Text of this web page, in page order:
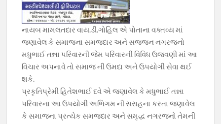
નાયબ મામલતદાર વાય.ડી.ગોહિલ એ પોતાના વક્તવ્ય માં
જણાવેલ કે સમાજના સમજદાર અને સજ્જન નગરજનો
મધુભાઈ તન્ના પરિવારની જેમ પરિવારની વિવિધ ઉજવણી માં આ
વિચાર અપનાવે તો સમાજ ની ઉમદા અને ઉપયોગી સેવા થઈ
શકે.
પ્રકૃતિપ્રેમી હિતેશભાઈ દવે એ જણાવેલ કે મધુભાઈ તન્ના
પરિવારના આ ઉપયોગી અભિગમ ની સરાહના કરતા જણાવેલ
કે સમાજના પ્રત્યેક સમજદાર અને સમૃદ્ધ નગરજનો તેમની